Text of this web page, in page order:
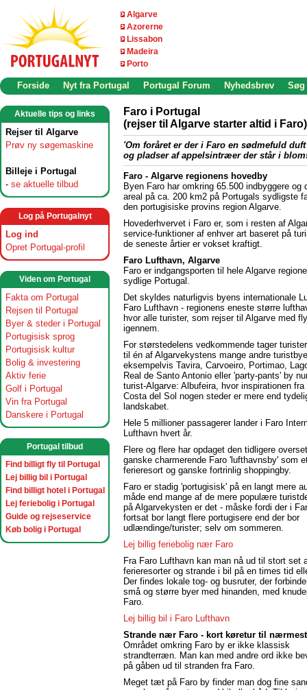
Algarve
Azorerne
Lissabon
Madeira
Porto
Forside Nyt fra Portugal Portugal Forum Nyhedsbrev Søg
Aktuelle tips og links
Rejser til Algarve
Prøv ny søgemaskine
Billeje i Portugal
- se aktuelle tilbud
Log på Portugalnyt
Log ind
Opret Portugal-profil
Viden om Portugal
Fakta om Portugal
Rejsen til Portugal
Byer & steder i Portugal
Portugisisk sprog
Portugisisk kultur
Bolig & investering
Aktiv ferie
Golf i Portugal
Vin fra Portugal
Danskere i Portugal
Portugal tilbud
Find billigt fly til Portugal
Lej billig bil i Portugal
Find billigt hotel i Portugal
Lej feriebolig i Portugal
Guide og rejseservice
Køb bolig i Portugal
Faro i Portugal
(rejser til Algarve starter altid i Faro)
'Om foråret er der i Faro en sødmefuld
og pladser af appelsintræer der står i
Faro - Algarve regionens hovedby
Byen Faro har omkring 65.500 indbyggere
areal på ca. 200 km2 på Portugals sydligste
den portugisiske provins region Algarve.
Hovederhvervet i Faro er, som i resten af
service-funktioner af enhver art baseret på
de seneste årtier er vokset kraftigt.
Faro Lufthavn, Algarve
Faro er indgangsporten til hele Algarve
sydlige Portugal.
Det skyldes naturligvis byens internationale
Faro Lufthavn - regionens eneste større
hvor alle turister, som rejser til Algarve med
igennem.
For størstedelens vedkommende tager
til én af Algarvekystens mange andre
eksempelvis Tavira, Carvoeiro, Portimao,
Real de Santo Antonio eller 'party-pants' by
turist-Algarve: Albufeira, hvor inspirationen fra
Costa del Sol nogen steder er mere end
landskabet.
Hele 5 millioner passagerer lander i Faro
Lufthavn hvert år.
Flere og flere har opdaget den tidligere
ganske charmerende Faro 'lufthavnsby' som
ferieresort og ganske fortrinlig shoppingby.
Faro er stadig 'portugisisk' på en langt mere
måde end mange af de mere populære
på Algarvekysten er det - måske fordi der i
fortsat bor langt flere portugisere end der bor
udlændinge/turister; selv om sommeren.
Lej billig feriebolig nær Faro
Fra Faro Lufthavn kan man nå ud til stort set
ferieresorter og strande i bil på en times tid
Der findes lokale tog- og busruter, der
små og større byer med hinanden, med
Faro.
Lej billig bil i Faro Lufthavn
Strande nær Faro - kort køretur til
Området omkring Faro by er ikke klassisk
strandterræn. Man kan med andre ord ikke
på gåben ud til stranden fra Faro.
Meget tæt på Faro by finder man dog fine